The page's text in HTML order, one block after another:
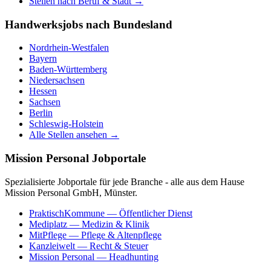
Handwerksjobs nach Bundesland
Nordrhein-Westfalen
Bayern
Baden-Württemberg
Niedersachsen
Hessen
Sachsen
Berlin
Schleswig-Holstein
Alle Stellen ansehen →
Mission Personal Jobportale
Spezialisierte Jobportale für jede Branche - alle aus dem Hause
Mission Personal GmbH, Münster.
PraktischKommune — Öffentlicher Dienst
Mediplatz — Medizin & Klinik
MitPflege — Pflege & Altenpflege
Kanzleiwelt — Recht & Steuer
Mission Personal — Headhunting